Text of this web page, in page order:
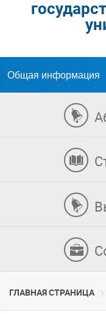
Общая информация
ГЛАВНАЯ СТРАНИЦА